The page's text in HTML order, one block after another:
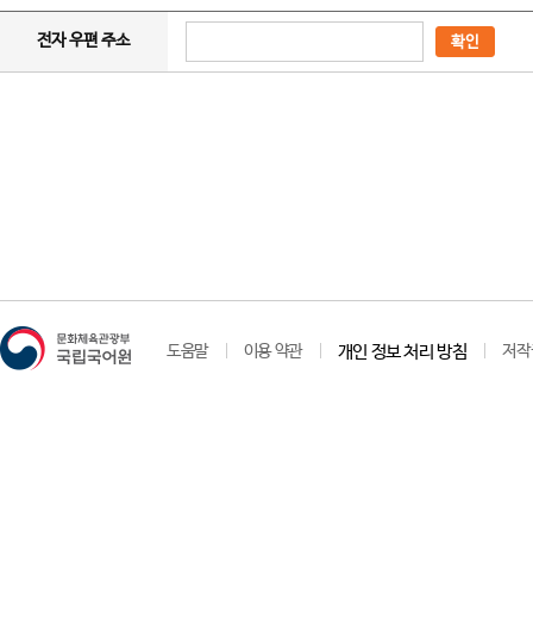
전자 우편 주소 확인
도움말 이용 약관 개인 정보 처리 방침 저